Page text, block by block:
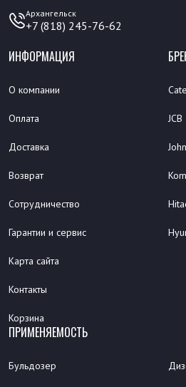
Архангельск
+7 (818) 245-76-62
ИНФОРМАЦИЯ
О компании
Оплата
Доставка
Возврат
Сотрудничество
Гарантии и сервис
Карта сайта
Контакты
Корзина
JCB
ПРИМЕНЯЕМОСТЬ
Бульдозер